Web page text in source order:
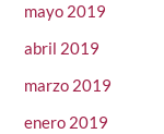
mayo 2019
abril 2019
marzo 2019
enero 2019